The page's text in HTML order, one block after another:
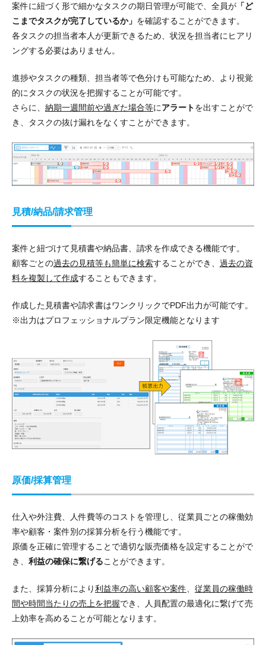
案件に紐づく形で細かなタスクの期日管理が可能で、全員が 「ど
こまでタスクが完了しているか」 を確認することができます。
各タスクの担当者本人が更新できるため、状況を担当者にヒアリ
ングする必要はありません。
進捗やタスクの種類、担当者等で色分けも可能なため、
より視覚
的にタスクの状況を把握することが可能です。
さらに、 納期一週間前や過ぎた場合等にアラートを出すことがで
き、
タスクの抜け漏れをなくすことができます。
見積/納品/請求管理
案件と紐づけて見積書や納品書、請求を作成できる機能です。
顧客ごとの過去の見積等も簡単に検索することができ、 過去の資
料を複製して作成することもできます。
作成した見積書や請求書はワンクリックでPDF出力が可能です。
※出力はプロフェッショナルプラン限定機能となります
原価/採算管理
仕入や外注費、人件費等のコストを管理し、 従業員ごとの稼働効
率や顧客・案件別の採算分析を行う機能です。
原価を正確に管理することで適切な販売価格を設定することがで
き、 利益の確保に繋げることができます。
また、採算分析により利益率の高い顧客や案件
従業員の稼働時
間や時間当たりの売上を把握でき、
人員配置の最適化に繋げて売
上効率を高めることが可能となります。